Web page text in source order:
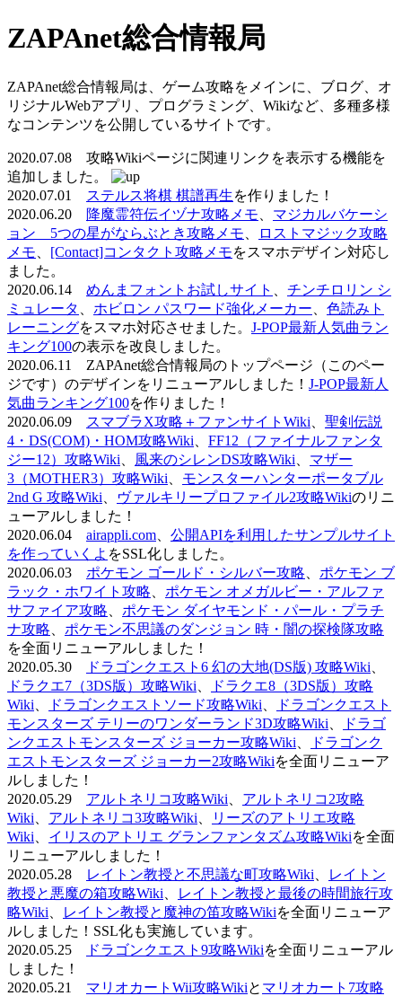
ZAPAnet総合情報局
ZAPAnet総合情報局は、ゲーム攻略をメインに、ブログ、オ
リジナルWebアプリ、プログラミング、Wikiなど、多種多様
なコンテンツを公開しているサイトです。
2020.07.08 攻略Wikiページに関連リンクを表示する機能を
追加しました。
2020.07.01
ステルス将棋 棋譜再生を作りました！
2020.06.20
降魔霊符伝イヅナ攻略メモ
マジカルバケーシ
ョン 5つの星がならぶとき攻略メモ
ロストマジック攻略
メモ
[Contact]コンタクト攻略メモをスマホデザイン対応し
ました。
2020.06.14 めんまフォントお試しサイト
チンチロリン シ
ミュレータ
ホビロン パスワード強化メーカー
色読みト
レーニングをスマホ対応させました。 J-POP最新人気曲ラン
キング100の表示を改良しました。
2020.06.11 ZAPAnet総合情報局のトップページ（このペー
ジです）のデザインをリニューアルしました！ J-POP最新人
気曲ランキング100を作りました！
2020.06.09
スマブラX攻略＋ファンサイトWiki
聖剣伝説
4・DS(COM)・HOM攻略Wiki
FF12（ファイナルファンタ
ジー12）攻略Wiki
風来のシレンDS攻略Wiki
マザー
3（MOTHER3）攻略Wiki
モンスターハンターポータブル
2nd G 攻略Wiki
ヴァルキリープロファイル2攻略Wikiのリニ
ューアルしました！
2020.06.04 airappli.com
公開APIを利用したサンプルサイト
を作っていくよ をSSL化しました。
2020.06.03 ポケモン ゴールド・シルバー攻略
ポケモン ブ
ラック・ホワイト攻略
ポケモン オメガルビー・アルファ
サファイア攻略
ポケモン ダイヤモンド・パール・プラチ
ナ攻略
ポケモン不思議のダンジョン 時・闇の探検隊攻略
を全面リニューアルしました！
2020.05.30
ドラゴンクエスト6 幻の大地(DS版) 攻略Wiki
ドラクエ7（3DS版）攻略Wiki
ドラクエ8（3DS版）攻略
Wiki
ドラゴンクエストソード攻略Wiki
ドラゴンクエスト
モンスターズ テリーのワンダーランド3D攻略Wiki
ドラゴ
ンクエストモンスターズ ジョーカー攻略Wiki
ドラゴンク
エストモンスターズ ジョーカー2攻略Wikiを全面リニューア
ルしました！
2020.05.29 アルトネリコ攻略Wiki
アルトネリコ2攻略
Wiki
アルトネリコ3攻略Wiki
リーズのアトリエ攻略
Wiki
イリスのアトリエ グランファンタズム攻略Wikiを全面
リニューアルしました！
2020.05.28
レイトン教授と不思議な町攻略Wiki
レイトン
教授と悪魔の箱攻略Wiki
レイトン教授と最後の時間旅行攻
略Wiki
レイトン教授と魔神の笛攻略Wikiを全面リニューア
ルしました！SSL化も実施しています。
2020.05.25
ドラゴンクエスト9攻略Wikiを全面リニューアル
しました！
2020.05.21 マリオカートWii攻略Wikiと マリオカート7攻略